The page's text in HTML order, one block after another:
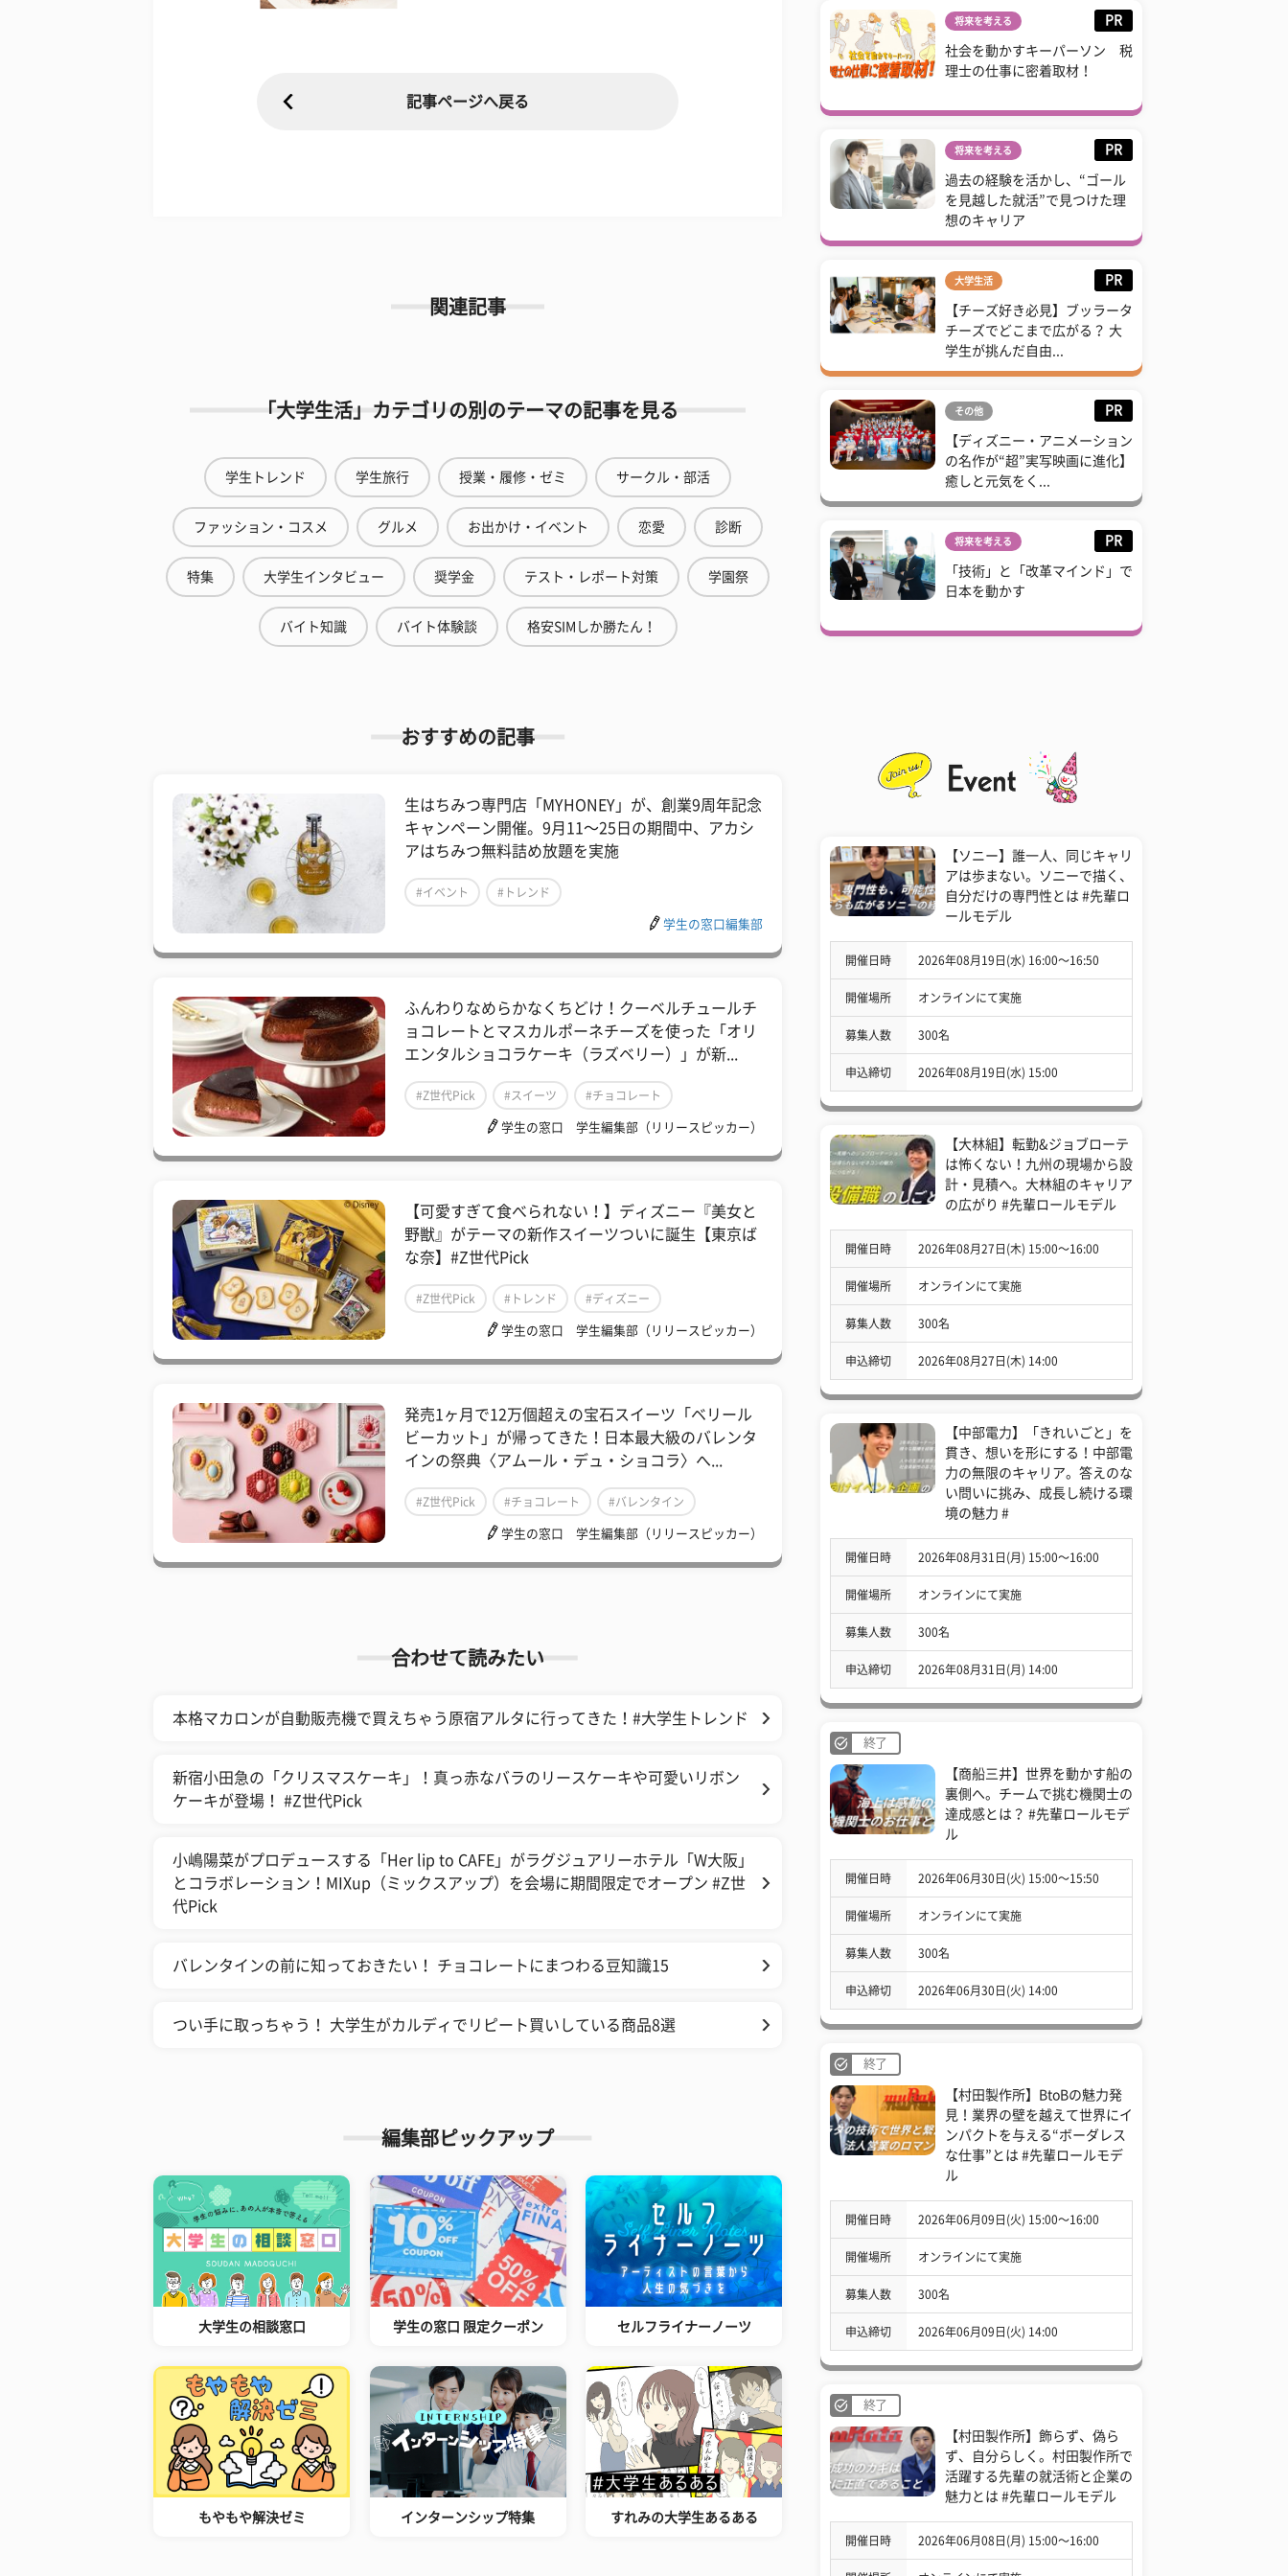
記事ページへ戻る
関連記事
「大学生活」カテゴリの別のテーマの記事を見る
学生トレンド 学生旅行 授業・履修・ゼミ サークル・部活
ファッション・コスメ グルメ お出かけ・イベント 恋愛 診断
特集 大学生インタビュー 奨学金 テスト・レポート対策 学園祭
バイト知識 バイト体験談 格安SIMしか勝たん！
おすすめの記事
生はちみつ専門店「MYHONEY」が、創業9周年記念
キャンペーン開催。9月11〜25日の期間中、アカシ
アはちみつ無料詰め放題を実施
#イベント #トレンド
学生の窓口編集部
ふんわりなめらかなくちどけ！クーベルチュールチ
ョコレートとマスカルポーネチーズを使った「オリ
エンタルショコラケーキ（ラズベリー）」が新...
#Z世代Pick #スイーツ #チョコレート
学生の窓口 学生編集部（リリースピッカー）
【可愛すぎて食べられない！】ディズニー『美女と
野獣』がテーマの新作スイーツついに誕生【東京ば
な奈】#Z世代Pick
#Z世代Pick #トレンド #ディズニー
学生の窓口 学生編集部（リリースピッカー）
発売1ヶ月で12万個超えの宝石スイーツ「ベリール
ビーカット」が帰ってきた！日本最大級のバレンタ
インの祭典〈アムール・デュ・ショコラ〉へ...
#Z世代Pick #チョコレート #バレンタイン
学生の窓口 学生編集部（リリースピッカー）
合わせて読みたい
本格マカロンが自動販売機で買えちゃう原宿アルタに行ってきた！#大学生トレンド
新宿小田急の「クリスマスケーキ」！真っ赤なバラのリースケーキや可愛いリボン
ケーキが登場！ #Z世代Pick
小嶋陽菜がプロデュースする「Her lip to CAFE」がラグジュアリーホテル「W大阪」
とコラボレーション！MIXup（ミックスアップ）を会場に期間限定でオープン #Z世
代Pick
バレンタインの前に知っておきたい！ チョコレートにまつわる豆知識15
つい手に取っちゃう！ 大学生がカルディでリピート買いしている商品8選
編集部ピックアップ
大学生の相談窓口 学生の窓口 限定クーポン セルフライナーノーツ
もやもや解決ゼミ インターンシップ特集 すれみの大学生あるある
将来を考える PR
社会を動かすキーパーソン 税
理士の仕事に密着取材！
将来を考える PR
過去の経験を活かし、“ゴール
を見越した就活”で見つけた理
想のキャリア
大学生活 PR
【チーズ好き必見】ブッラータ
チーズでどこまで広がる？ 大
学生が挑んだ自由...
その他 PR
【ディズニー・アニメーション
の名作が“超”実写映画に進化】
癒しと元気をく...
将来を考える PR
「技術」と「改革マインド」で
日本を動かす
【ソニー】誰一人、同じキャリ
アは歩まない。ソニーで描く、
自分だけの専門性とは #先輩ロ
ールモデル
開催日時 2026年08月19日(水) 16:00〜16:50
開催場所 オンラインにて実施
募集人数 300名
申込締切 2026年08月19日(水) 15:00
【大林組】転勤&ジョブローテ
は怖くない！九州の現場から設
計・見積へ。大林組のキャリア
の広がり #先輩ロールモデル
開催日時 2026年08月27日(木) 15:00〜16:00
開催場所 オンラインにて実施
募集人数 300名
申込締切 2026年08月27日(木) 14:00
【中部電力】「きれいごと」を
貫き、想いを形にする！中部電
力の無限のキャリア。答えのな
い問いに挑み、成長し続ける環
境の魅力 #
開催日時 2026年08月31日(月) 15:00〜16:00
開催場所 オンラインにて実施
募集人数 300名
申込締切 2026年08月31日(月) 14:00
終了
【商船三井】世界を動かす船の
裏側へ。チームで挑む機関士の
達成感とは？ #先輩ロールモデ
ル
開催日時 2026年06月30日(火) 15:00〜15:50
開催場所 オンラインにて実施
募集人数 300名
申込締切 2026年06月30日(火) 14:00
終了
【村田製作所】BtoBの魅力発
見！業界の壁を越えて世界にイ
ンパクトを与える“ボーダレス
な仕事”とは #先輩ロールモデ
ル
開催日時 2026年06月09日(火) 15:00〜16:00
開催場所 オンラインにて実施
募集人数 300名
申込締切 2026年06月09日(火) 14:00
終了
【村田製作所】飾らず、偽ら
ず、自分らしく。村田製作所で
活躍する先輩の就活術と企業の
魅力とは #先輩ロールモデル
開催日時 2026年06月08日(月) 15:00〜16:00